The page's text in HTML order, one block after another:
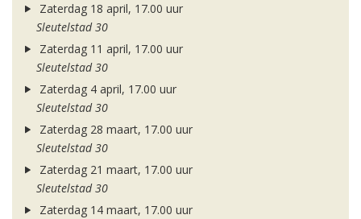
Zaterdag 18 april, 17.00 uur
Sleutelstad 30
Zaterdag 11 april, 17.00 uur
Sleutelstad 30
Zaterdag 4 april, 17.00 uur
Sleutelstad 30
Zaterdag 28 maart, 17.00 uur
Sleutelstad 30
Zaterdag 21 maart, 17.00 uur
Sleutelstad 30
Zaterdag 14 maart, 17.00 uur